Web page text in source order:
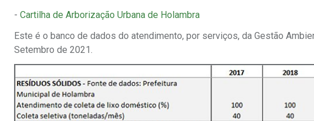
- Cartilha de Arborização Urbana de Holambra
Este é o banco de dados do atendimento, por serviços, da Gestão
Setembro de 2021.